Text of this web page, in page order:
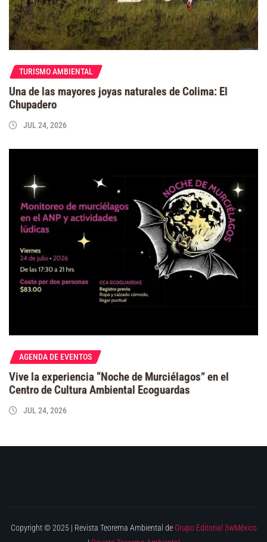
TURISMO AMBIENTAL
Una de las mayores joyas naturales de Colima: El
Chupadero
JUL 24, 2026
AGENDA DE EVENTOS
Vive la experiencia “Noche de Murciélagos” en el
Centro de Cultura Ambiental Ecoguardas
JUL 24, 2026
Copyright © 2025 | Revista Teorema Ambiental de Grupo Editorial 3wMéxico